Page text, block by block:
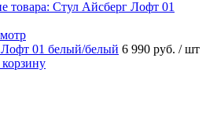
01 белый/белый 6 990 руб. / шт